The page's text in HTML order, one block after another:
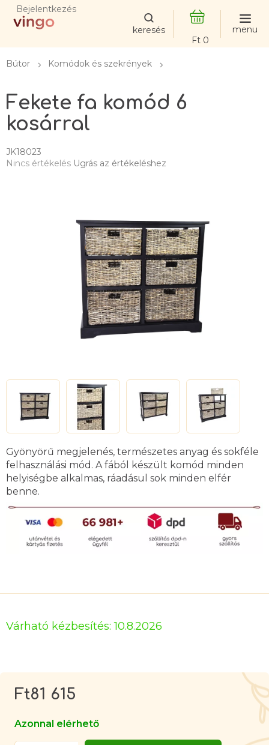
UgrásBejelentkezés
Bútor Komódok és szekrények
Fekete fa komód 6
kosárral
JK18023
A
Nincs értékelés Ugrás az értékeléshez
Várható kézbesítés: 10.8.2026
Gyönyörű megjelenés, természetes anyag és sokféle
felhasználási mód. A fából készült komód minden
helyiségbe alkalmas, ráadásul sok minden elfér
benne.
Ft81 615
Azonnal elérhető